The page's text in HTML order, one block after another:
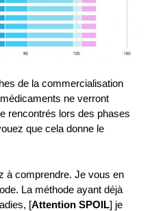
de la commercialisation
ne verront
rencontrés lors des phases
que cela donne le
à comprendre. Je vous en
La méthode ayant déjà
[Attention SPOIL] je